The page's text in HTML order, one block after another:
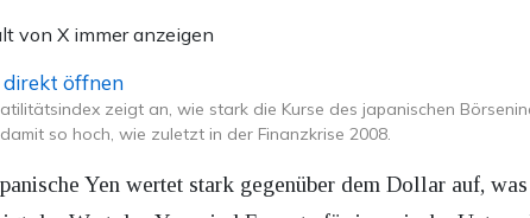
von X immer anzeigen
öffnen
zeigt an, wie stark die Kurse des japanischen
so hoch, wie zuletzt in der Finanzkrise 2008.
Yen wertet stark gegenüber dem Dollar auf,